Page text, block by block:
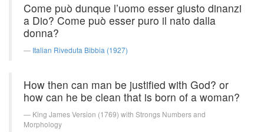
Come può dunque l’uomo esser giusto dinanzi
a Dio? Come può esser puro il nato dalla
donna?
Italian Riveduta Bibbia (1927)
How then can man be justified with God? or
how can he be clean that is born of a woman?
King James Version (1769) with Strongs Numbers and
Morphology